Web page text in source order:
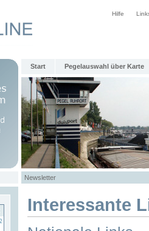
Hilfe
Start Pegelauswahl über Karte
Newsletter
Interessante